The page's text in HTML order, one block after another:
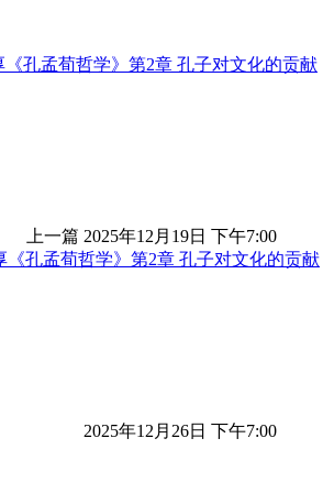
孔孟荀哲学》第2章 孔子对文化的贡献
上一篇 2025年12月19日 下午7:00
孔孟荀哲学》第2章 孔子对文化的贡献
2025年12月26日 下午7:00